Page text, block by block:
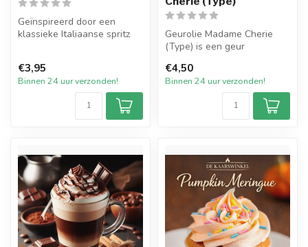
Geïnspireerd door een
klassieke Italiaanse spritz
€3,95
Binnen 24 uur verzonden!
Geurolie Madame Cherie
(Type) is een geur
welbekende ...
€4,50
Binnen 24 uur verzonden!